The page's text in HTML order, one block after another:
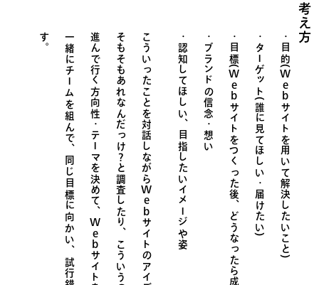
考え方
目的(
Web
サイトを用いて解決したいこと)
ターゲット(誰に見てほしい・届けたい)
目標(
Web
サイトをつくった後、どうなったら成功
ブランドの信念・想い
認知してほしい、目指したいイメージや姿
こういったことを対話しながら
Web
そもそもあれなんだっけ？と調査したり、
進んで行く方向性・テーマを決めて、
Web
一緒にチームを組んで、同じ目標に向かい、
す
。